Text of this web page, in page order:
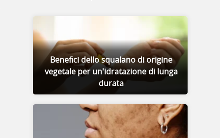
Benefici dello squalano di origine
vegetale per un'idratazione di lunga
durata